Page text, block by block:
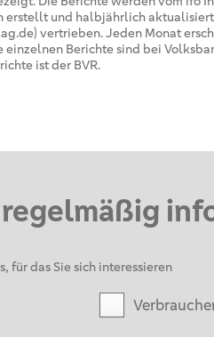
erstellt und halbjährlich
vertrieben. Jeden Monat
einzelnen Berichte sind bei
ist der BVR.
für das Sie sich interessieren